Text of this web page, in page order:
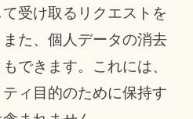
受け取るリクエストを
た、個人データの消去
できます。これには、
ィ目的のために保持す